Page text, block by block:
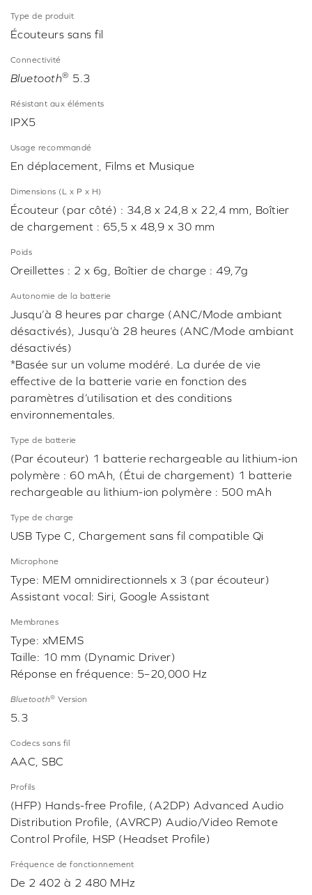
Type de produit
Écouteurs sans fil
Connectivité
Bluetooth® 5.3
Résistant aux éléments
IPX5
Usage recommandé
En déplacement, Films et Musique
Dimensions (L x P x H)
Écouteur (par côté) : 34,8 x 24,8 x 22,4 mm, Boîtier
de chargement : 65,5 x 48,9 x 30 mm
Poids
Oreillettes : 2 x 6g, Boîtier de charge : 49,7g
Autonomie de la batterie
Jusqu’à 8 heures par charge (ANC/Mode ambiant
désactivés), Jusqu’à 28 heures (ANC/Mode ambiant
désactivés)
*Basée sur un volume modéré. La durée de vie
effective de la batterie varie en fonction des
paramètres d’utilisation et des conditions
environnementales.
Type de batterie
(Par écouteur) 1 batterie rechargeable au lithium-ion
polymère : 60 mAh, (Étui de chargement) 1 batterie
rechargeable au lithium-ion polymère : 500 mAh
Type de charge
USB Type C, Chargement sans fil compatible Qi
Microphone
Type: MEM omnidirectionnels x 3 (par écouteur)
Assistant vocal: Siri, Google Assistant
Membranes
Type: xMEMS
Taille: 10 mm (Dynamic Driver)
Réponse en fréquence: 5–20,000 Hz
Bluetooth® Version
5.3
Codecs sans fil
AAC, SBC
Profils
(HFP) Hands-free Profile, (A2DP) Advanced Audio
Distribution Profile, (AVRCP) Audio/Video Remote
Control Profile, HSP (Headset Profile)
Fréquence de fonctionnement
De 2 402 à 2 480 MHz